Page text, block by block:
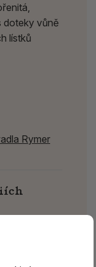
doteky vůně
lístků
Rymer